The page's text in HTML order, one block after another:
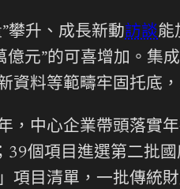
攀升、成長新動訪談能
億元”的可喜增加。集
料等範疇牢固托底
，中心企業帶頭落實
個項目進選第二批
項目清單，一批傳統